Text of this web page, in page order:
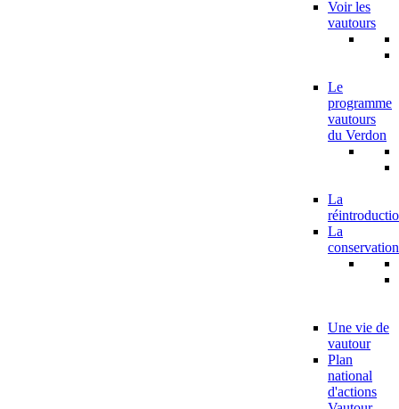
Voir les
vautours
Le
programme
vautours
du Verdon
La
La
conservation
Une vie de
vautour
Plan
national
d'actions